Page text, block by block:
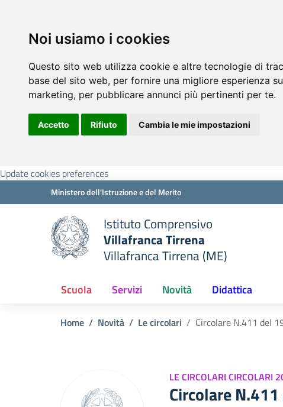
Noi usiamo i cookies
Questo sito web utilizza cookie e altre tecnologie di
base del sito web, per fornire una migliore esperienza
marketing, per pubblicare annunci più pertinenti per te.
Accetto Rifiuto Cambia le mie impostazioni
Update cookies preferences
Ministero dell'Istruzione e del Merito
Istituto Comprensivo
Villafranca Tirrena
Villafranca Tirrena (ME)
Scuola Servizi Novità Didattica
Home Novità Le circolari Circolare N.411 del
LE CIRCOLARI CIRCOLARI
Circolare